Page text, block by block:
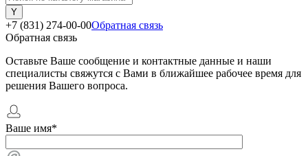
+7 (831) 274-00-00Обратная связь
Обратная связь
Оставьте Ваше сообщение и контактные данные и наши
специалисты свяжутся с Вами в ближайшее рабочее время для
решения Вашего вопроса.
Ваше имя*